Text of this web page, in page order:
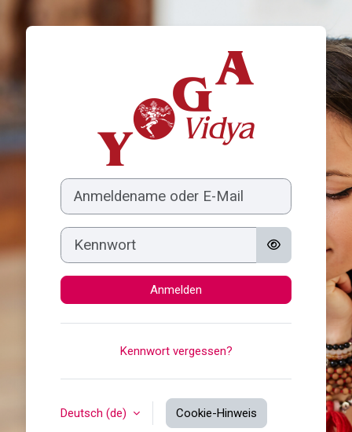
Anmelden bei
Anmeldename oder E-Mail
Kennwort
Anmelden
Kennwort vergessen?
Deutsch ‎(de)‎ Cookie-Hinweis